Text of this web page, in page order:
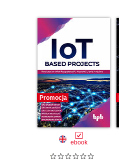
Promocja
ebook